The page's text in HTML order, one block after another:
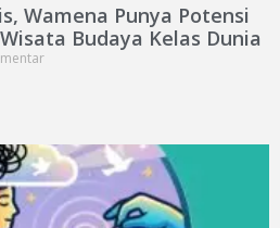
Wamena Punya Potensi
Budaya Kelas Dunia